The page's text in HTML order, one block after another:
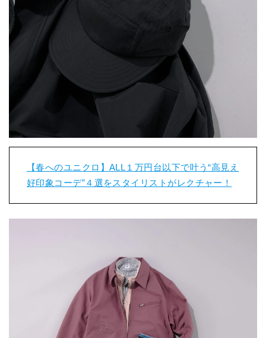
【春へのユニクロ】ALL１万円台以下で叶う“高見え
好印象コーデ”４選をスタイリストがレクチャー！